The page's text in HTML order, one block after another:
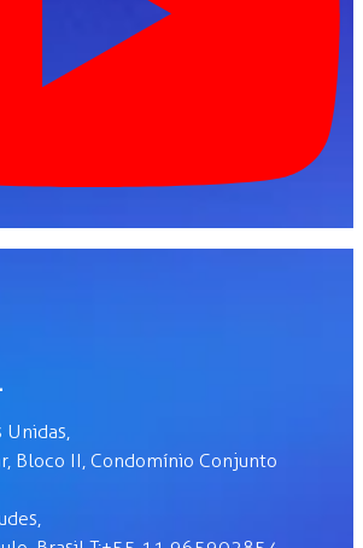
Unidas,
Bloco II, Condomínio Conjunto